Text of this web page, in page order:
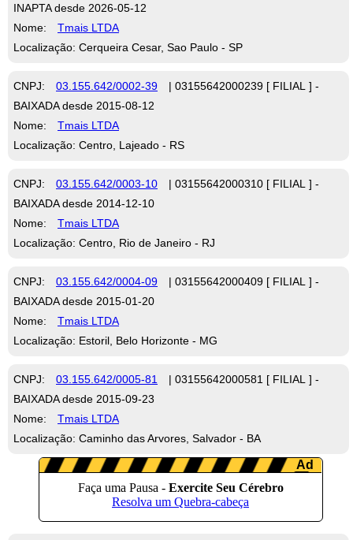
INAPTA desde 2026-05-12
Nome:
Tmais LTDA
Localização: Cerqueira Cesar, Sao Paulo - SP
CNPJ: 03.155.642/0002-39
| 03155642000239 [ FILIAL ] -
BAIXADA desde 2015-08-12
Nome:
Tmais LTDA
Localização: Centro, Lajeado - RS
CNPJ: 03.155.642/0003-10
| 03155642000310 [ FILIAL ] -
BAIXADA desde 2014-12-10
Nome:
Tmais LTDA
Localização: Centro, Rio de Janeiro - RJ
CNPJ: 03.155.642/0004-09
| 03155642000409 [ FILIAL ] -
BAIXADA desde 2015-01-20
Nome:
Tmais LTDA
Localização: Estoril, Belo Horizonte - MG
CNPJ: 03.155.642/0005-81
| 03155642000581 [ FILIAL ] -
BAIXADA desde 2015-09-23
Nome:
Tmais LTDA
Localização: Caminho das Arvores, Salvador - BA